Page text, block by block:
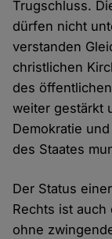
Trugschluss.
dürfen nicht
verstanden
christlichen
des
weiter gestärkt
Demokratie
des Staates
Der Status
Rechts ist
ohne